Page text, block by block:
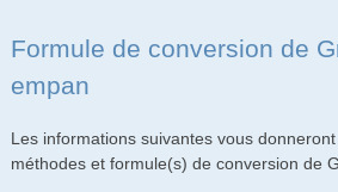
Formule de conversion de
empan
Les informations suivantes vous
méthodes et formule(s) de conversion de